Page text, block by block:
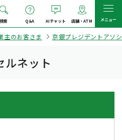
検索 Q&A AIチャット 店舗・ATM メニュー
主のお客さま 京銀プレジデントアソ
ネット